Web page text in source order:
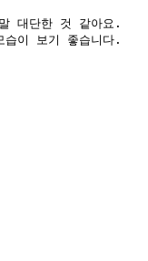
대단한 것 같아요.